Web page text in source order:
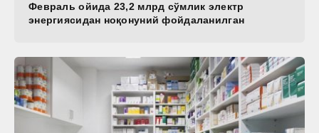
Февраль ойида 23,2 млрд сўмлик электр
энергиясидан ноқонуний фойдаланилган